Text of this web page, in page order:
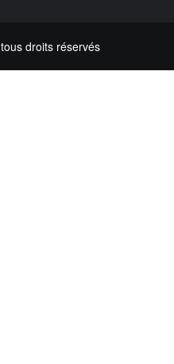
droits réservés